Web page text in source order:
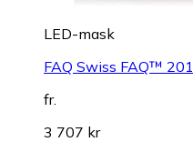
LED-mask
FAQ Swiss FAQ™ 201
fr.
3 707 kr